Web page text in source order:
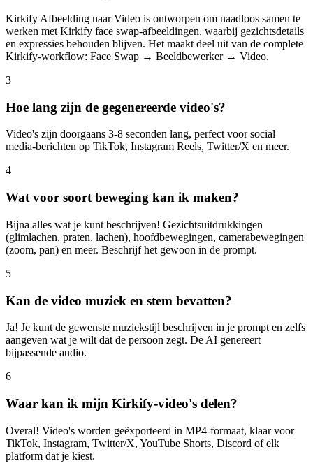
Kirkify Afbeelding naar Video is ontworpen om naadloos samen te
werken met Kirkify face swap-afbeeldingen, waarbij gezichtsdetails
en expressies behouden blijven. Het maakt deel uit van de complete
Kirkify-workflow: Face Swap → Beeldbewerker → Video.
3
Hoe lang zijn de gegenereerde video's?
Video's zijn doorgaans 3-8 seconden lang, perfect voor social
media-berichten op TikTok, Instagram Reels, Twitter/X en meer.
4
Wat voor soort beweging kan ik maken?
Bijna alles wat je kunt beschrijven! Gezichtsuitdrukkingen
(glimlachen, praten, lachen), hoofdbewegingen, camerabewegingen
(zoom, pan) en meer. Beschrijf het gewoon in de prompt.
5
Kan de video muziek en stem bevatten?
Ja! Je kunt de gewenste muziekstijl beschrijven in je prompt en zelfs
aangeven wat je wilt dat de persoon zegt. De AI genereert
bijpassende audio.
6
Waar kan ik mijn Kirkify-video's delen?
Overal! Video's worden geëxporteerd in MP4-formaat, klaar voor
TikTok, Instagram, Twitter/X, YouTube Shorts, Discord of elk
platform dat je kiest.